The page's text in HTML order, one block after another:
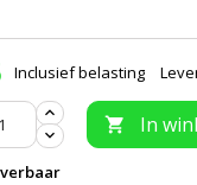
Inclusief belasting
 In